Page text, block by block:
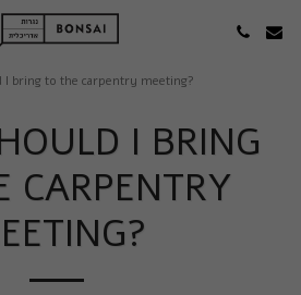
I bring to the carpentry meeting?
I BRING
CARPENTRY